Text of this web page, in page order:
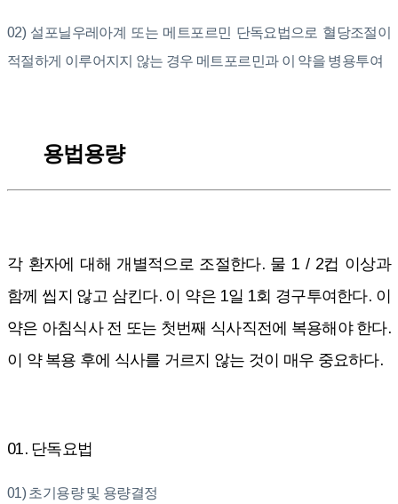
02) 설포닐우레아계 또는 메트포르민 단독요법으로 혈당조절이
적절하게 이루어지지 않는 경우 메트포르민과 이 약을 병용투여
용법용량
각 환자에 대해 개별적으로 조절한다. 물 1 / 2컵 이상과
함께 씹지 않고 삼킨다. 이 약은 1일 1회 경구투여한다. 이
약은 아침식사 전 또는 첫번째 식사직전에 복용해야 한다.
이 약 복용 후에 식사를 거르지 않는 것이 매우 중요하다.
01. 단독요법
01) 초기용량 및 용량결정